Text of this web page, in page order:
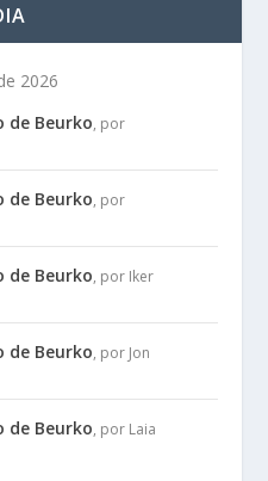
2026
de Beurko, por
de Beurko, por
de Beurko, por Iker
de Beurko, por Jon
de Beurko, por Laia